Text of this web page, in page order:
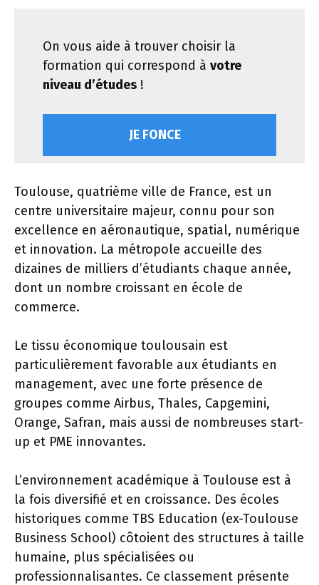
On vous aide à trouver choisir la
formation qui correspond à votre
niveau d’études !
JE FONCE
Toulouse, quatrième ville de France, est un
centre universitaire majeur, connu pour son
excellence en aéronautique, spatial, numérique
et innovation. La métropole accueille des
dizaines de milliers d’étudiants chaque année,
dont un nombre croissant en école de
commerce.
Le tissu économique toulousain est
particulièrement favorable aux étudiants en
management, avec une forte présence de
groupes comme Airbus, Thales, Capgemini,
Orange, Safran, mais aussi de nombreuses start-
up et PME innovantes.
L’environnement académique à Toulouse est à
la fois diversifié et en croissance. Des écoles
historiques comme TBS Education (ex-Toulouse
Business School) côtoient des structures à taille
humaine, plus spécialisées ou
professionnalisantes. Ce classement présente